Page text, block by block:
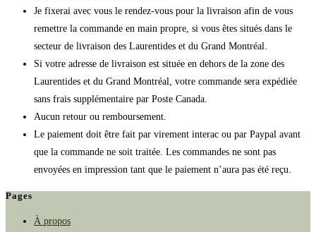
Je fixerai avec vous le rendez-vous pour la livraison afin de vous
remettre la commande en main propre, si vous êtes situés dans le
secteur de livraison des Laurentides et du Grand Montréal.
Si votre adresse de livraison est située en dehors de la zone des
Laurentides et du Grand Montréal, votre commande sera expédiée
sans frais supplémentaire par Poste Canada.
Aucun retour ou remboursement.
Le paiement doit être fait par virement interac ou par Paypal avant
que la commande ne soit traitée. Les commandes ne sont pas
envoyées en impression tant que le paiement n’aura pas été reçu.
Pages
À propos